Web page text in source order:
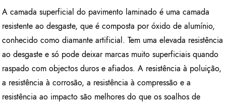
A camada superficial do pavimento laminado é uma camada
resistente ao desgaste, que é composta por óxido de alumínio,
conhecido como diamante artificial. Tem uma elevada resistência
ao desgaste e só pode deixar marcas muito superficiais quando
raspado com objectos duros e afiados. A resistência à poluição,
a resistência à corrosão, a resistência à compressão e a
resistência ao impacto são melhores do que os soalhos de